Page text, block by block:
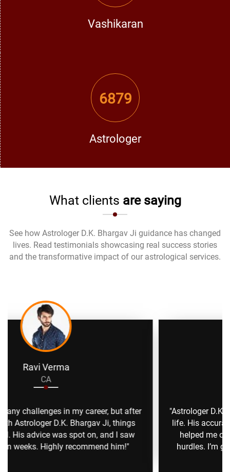
Vashikaran
6879
Astrologer
What clients are saying
See how Astrologer D.K. Bhargav Ji guidance has changed
lives. Read testimonials showcasing real success stories
and the transformative impact of our astrological services.
"Astrologer D.K. Bhargav Ji guidance transformed my
life. His accurate predictions and practical remedies
helped me overcome personal and professional
hurdles. I’m grateful for his wisdom and support."